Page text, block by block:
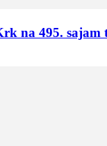
na 495. sajam